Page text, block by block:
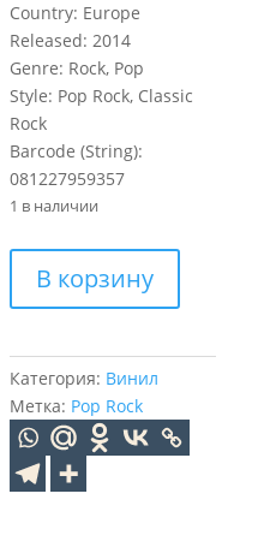
Country: Europe
Released: 2014
Genre: Rock, Pop
Style: Pop Rock, Classic
Rock
Barcode (String):
081227959357
1 в наличии
товара
FLEETWOOD
Greatest
Hits
(LP)
В корзину
Категория: Винил
Метка: Pop Rock